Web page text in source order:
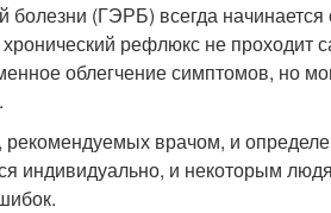
(ГЭРБ) всегда
рефлюкс не проходит
облегчение симптомов, но
врачом, и
индивидуально, и некоторым